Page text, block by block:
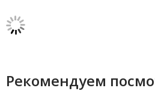
Рекомендуем